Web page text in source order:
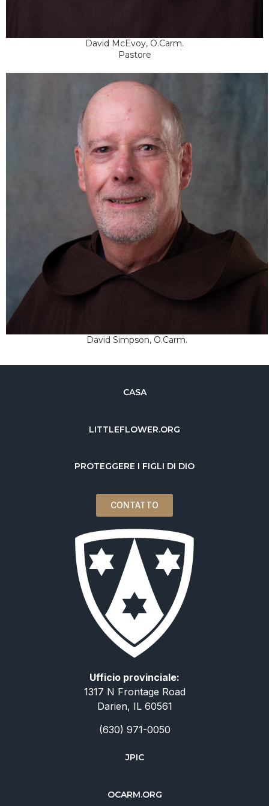
David McEvoy, O.Carm.
Pastore
David Simpson, O.Carm.
CASA
LITTLEFLOWER.ORG
PROTEGGERE I FIGLI DI DIO
CONTATTO
Ufficio provinciale:
1317 N Frontage Road
Darien, IL 60561
(630) 971-0050
JPIC
OCARM.ORG